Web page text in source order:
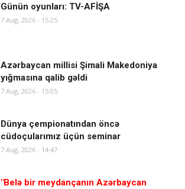
Günün oyunları: TV-AFİŞA
7 Aug, 2026 - 15:25
Azərbaycan millisi Şimali Makedoniya
yığmasına qalib gəldi
7 Aug, 2026 - 15:05
Dünya çempionatından öncə
cüdoçularımız üçün seminar
7 Aug, 2026 - 14:47
"Belə bir meydançanın Azərbaycan